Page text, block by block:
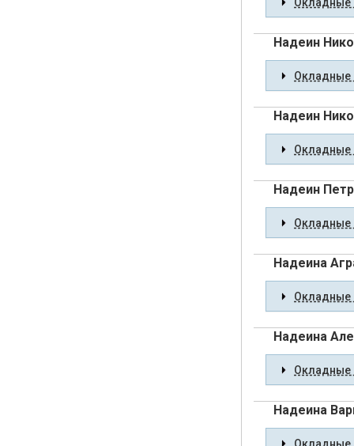
Надеин
Окладные
Надеин
Окладные
Надеин
Окладные
Надеина
Окладные
Надеина
Окладные
Надеина